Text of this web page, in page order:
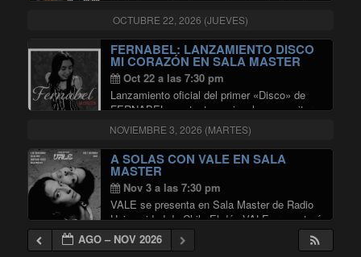
de vivir Se pueden unir canciones y
psicología. Y esa unión es la que propone el
cantautor y psicólogo Javier Silvera. El
Bienestar en …Continuar leyendo"JAVIER
OCTUBRE 22, 2026 (JUEVES)
FERNABEL: LANZAMIENTO DISCO
MI CORAZÓN EN SALA MASTER
Oct 22 a las 7:30 pm
Lanzamiento oficial del primer «Disco» de
FERNABEL, cantante nacional, compositora,
y multiinstrumentista. Un viaje por
sentimientos y expresiones.
NOVIEMBRE 3, 2026 (MARTES)
A SOLAS CON VALE EN SALA
MASTER
Nov 3 a las 7:30 pm
VALE se presenta en Sala Master de Radio
Universidad de Chile El dúo VALE presentará
un concierto donde desplegará su formato
más íntimo y orgánico, en una propuesta que
AGO – NOV 2026